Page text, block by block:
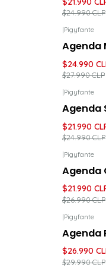
$24.990 CLP
Pigyfante
Agenda
$24.990
$27.990 CLP
Pigyfante
Agenda
$21.990
$24.990 CLP
Pigyfante
Agenda
$21.990
$26.990 CLP
Pigyfante
Agenda
$26.990
$29.990 CLP